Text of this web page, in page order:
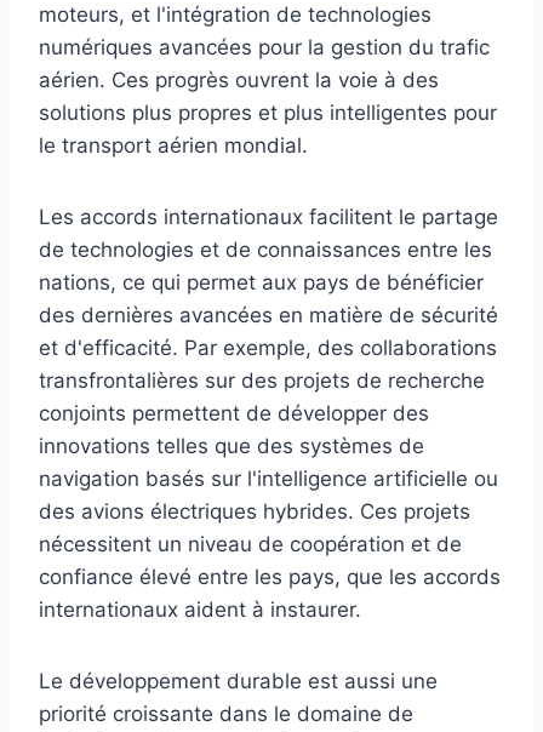
moteurs, et l'intégration de technologies
numériques avancées pour la gestion du trafic
aérien. Ces progrès ouvrent la voie à des
solutions plus propres et plus intelligentes pour
le transport aérien mondial.
Les accords internationaux facilitent le partage
de technologies et de connaissances entre les
nations, ce qui permet aux pays de bénéficier
des dernières avancées en matière de sécurité
et d'efficacité. Par exemple, des collaborations
transfrontalières sur des projets de recherche
conjoints permettent de développer des
innovations telles que des systèmes de
navigation basés sur l'intelligence artificielle ou
des avions électriques hybrides. Ces projets
nécessitent un niveau de coopération et de
confiance élevé entre les pays, que les accords
internationaux aident à instaurer.
Le développement durable est aussi une
priorité croissante dans le domaine de